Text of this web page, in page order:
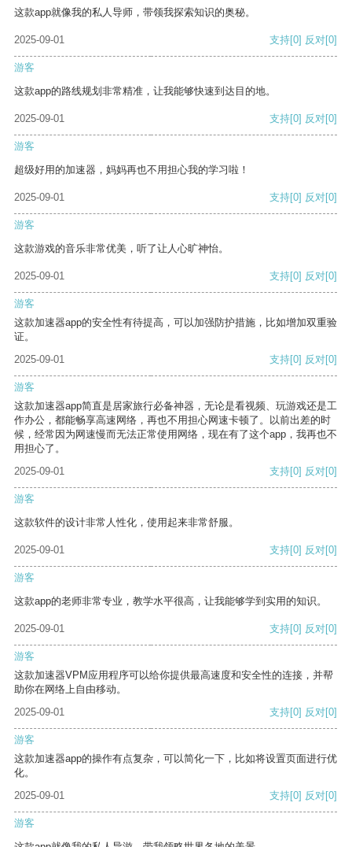
这款app就像我的私人导师，带领我探索知识的奥秘。
2025-09-01 支持[0] 反对[0]
游客
这款app的路线规划非常精准，让我能够快速到达目的地。
2025-09-01 支持[0] 反对[0]
游客
超级好用的加速器，妈妈再也不用担心我的学习啦！
2025-09-01 支持[0] 反对[0]
游客
这款游戏的音乐非常优美，听了让人心旷神怡。
2025-09-01 支持[0] 反对[0]
游客
这款加速器app的安全性有待提高，可以加强防护措施，比如增加双重验
证。
2025-09-01
支持[0] 反对[0]
游客
这款加速器app简直是居家旅行必备神器，无论是看视频、玩游戏还是工
作办公，都能畅享高速网络，再也不用担心网速卡顿了。以前出差的时
候，经常因为网速慢而无法正常使用网络，现在有了这个app，我再也不
用担心了。
2025-09-01
支持[0] 反对[0]
游客
这款软件的设计非常人性化，使用起来非常舒服。
2025-09-01 支持[0] 反对[0]
游客
这款app的老师非常专业，教学水平很高，让我能够学到实用的知识。
2025-09-01 支持[0] 反对[0]
游客
这款加速器VPM应用程序可以给你提供最高速度和安全性的连接，并帮
助你在网络上自由移动。
2025-09-01
支持[0] 反对[0]
游客
这款加速器app的操作有点复杂，可以简化一下，比如将设置页面进行优
化。
2025-09-01
支持[0] 反对[0]
游客